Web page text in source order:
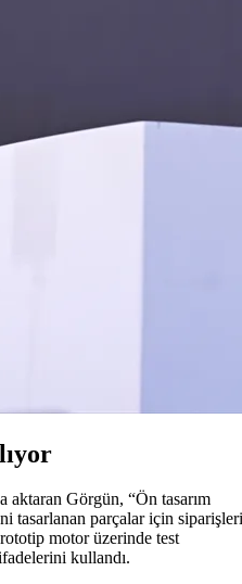
aktaran Görgün, “Ön tasarım
tasarlanan parçalar için siparişleri
motor üzerinde test
kullandı.